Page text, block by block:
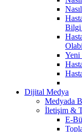
Bilgi
Yeni
Dijital Medya
Medyada
İletişim &
E-